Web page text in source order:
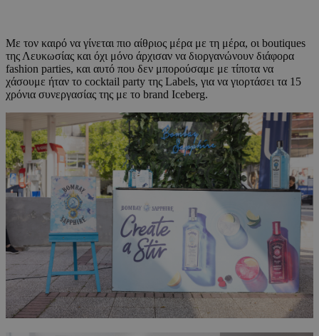
Με τον καιρό να γίνεται πιο αίθριος μέρα με τη μέρα, οι boutiques
της Λευκωσίας και όχι μόνο άρχισαν να διοργανώνουν διάφορα
fashion parties, και αυτό που δεν μπορούσαμε με τίποτα να
χάσουμε ήταν το cocktail party της Labels, για να γιορτάσει τα 15
χρόνια συνεργασίας της με το brand Iceberg.